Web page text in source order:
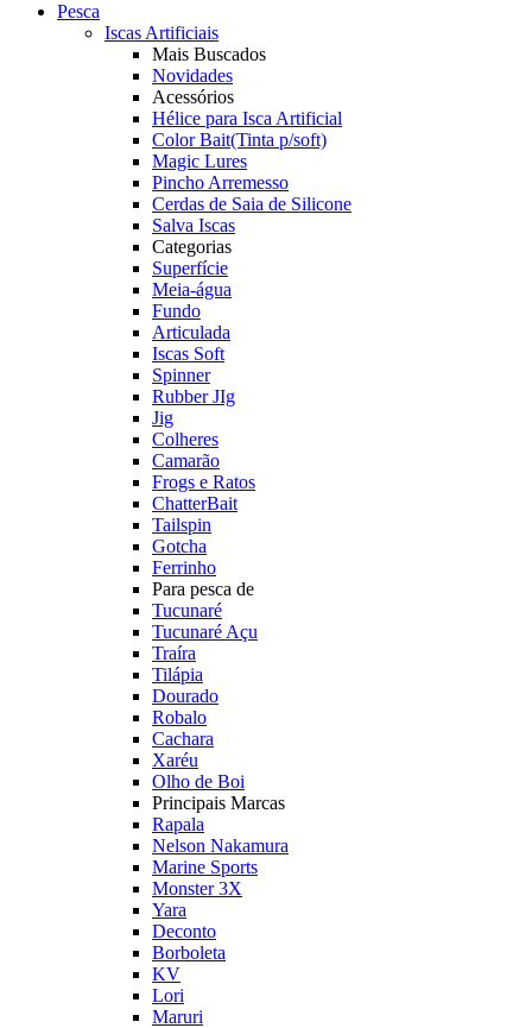
Pesca
Iscas Artificiais
Mais Buscados
Novidades
Acessórios
Hélice para Isca Artificial
Color Bait(Tinta p/soft)
Magic Lures
Pincho Arremesso
Cerdas de Saia de Silicone
Salva Iscas
Categorias
Superfície
Meia-água
Fundo
Articulada
Iscas Soft
Spinner
Rubber JIg
Jig
Colheres
Camarão
Frogs e Ratos
ChatterBait
Tailspin
Gotcha
Ferrinho
Para pesca de
Tucunaré
Tucunaré Açu
Traíra
Tilápia
Dourado
Robalo
Cachara
Xaréu
Olho de Boi
Principais Marcas
Rapala
Nelson Nakamura
Marine Sports
Monster 3X
Yara
Deconto
Borboleta
KV
Lori
Maruri